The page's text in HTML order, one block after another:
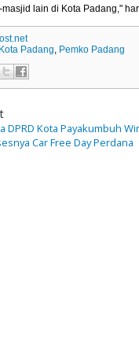
lain di Kota Padang,"
Kota Padang, Pemko Padang
DPRD Kota Payakumbuh
Car Free Day Perdana